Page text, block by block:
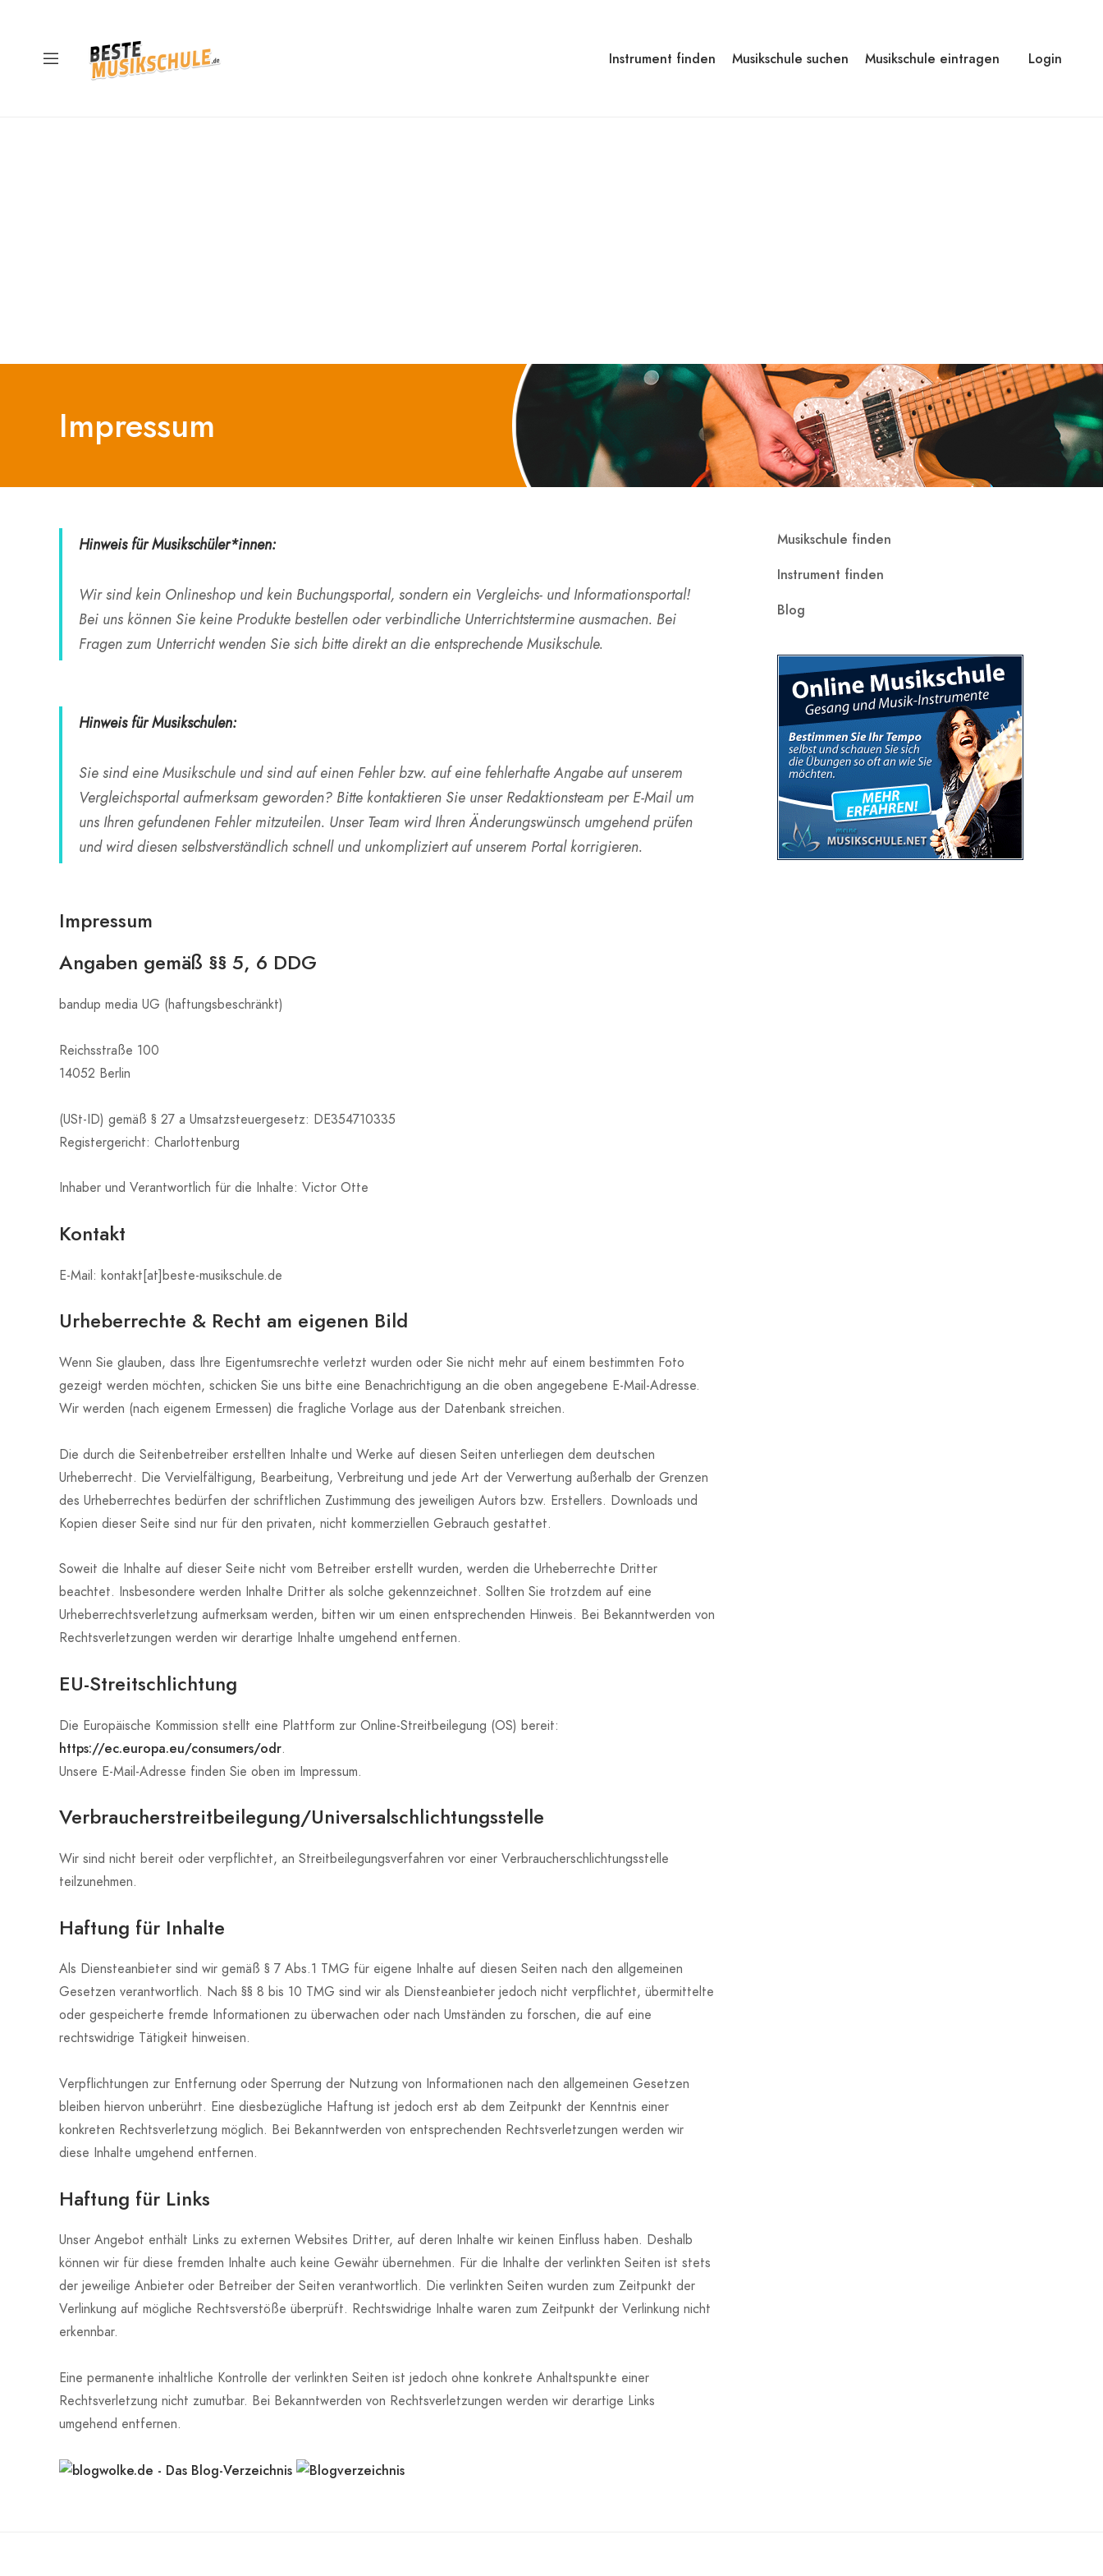
Instrument finden Musikschule suchen Musikschule eintragen Login
Impressum
Hinweis für Musikschüler*innen:
Wir sind kein Onlineshop und kein Buchungsportal, sondern ein Vergleichs- und Informationsportal!
Bei uns können Sie keine Produkte bestellen oder verbindliche Unterrichtstermine ausmachen. Bei
Fragen zum Unterricht wenden Sie sich bitte direkt an die entsprechende Musikschule.
Hinweis für Musikschulen:
Sie sind eine Musikschule und sind auf einen Fehler bzw. auf eine fehlerhafte Angabe auf unserem
Vergleichsportal aufmerksam geworden? Bitte kontaktieren Sie unser Redaktionsteam per E-Mail um
uns Ihren gefundenen Fehler mitzuteilen. Unser Team wird Ihren Änderungswünsch umgehend prüfen
und wird diesen selbstverständlich schnell und unkompliziert auf unserem Portal korrigieren.
Impressum
Angaben gemäß §§ 5, 6 DDG
bandup media UG (haftungsbeschränkt)
Reichsstraße 100
14052 Berlin
(USt-ID) gemäß § 27 a Umsatzsteuergesetz: DE354710335
Registergericht: Charlottenburg
Inhaber und Verantwortlich für die Inhalte: Victor Otte
Kontakt
E-Mail: kontakt[at]beste-musikschule.de
Urheberrechte & Recht am eigenen Bild
Wenn Sie glauben, dass Ihre Eigentumsrechte verletzt wurden oder Sie nicht mehr auf einem bestimmten Foto
gezeigt werden möchten, schicken Sie uns bitte eine Benachrichtigung an die oben angegebene E-Mail-Adresse.
Wir werden (nach eigenem Ermessen) die fragliche Vorlage aus der Datenbank streichen.
Die durch die Seitenbetreiber erstellten Inhalte und Werke auf diesen Seiten unterliegen dem deutschen
Urheberrecht. Die Vervielfältigung, Bearbeitung, Verbreitung und jede Art der Verwertung außerhalb der Grenzen
des Urheberrechtes bedürfen der schriftlichen Zustimmung des jeweiligen Autors bzw. Erstellers. Downloads und
Kopien dieser Seite sind nur für den privaten, nicht kommerziellen Gebrauch gestattet.
Soweit die Inhalte auf dieser Seite nicht vom Betreiber erstellt wurden, werden die Urheberrechte Dritter
beachtet. Insbesondere werden Inhalte Dritter als solche gekennzeichnet. Sollten Sie trotzdem auf eine
Urheberrechtsverletzung aufmerksam werden, bitten wir um einen entsprechenden Hinweis. Bei Bekanntwerden von
Rechtsverletzungen werden wir derartige Inhalte umgehend entfernen.
EU-Streitschlichtung
Die Europäische Kommission stellt eine Plattform zur Online-Streitbeilegung (OS) bereit:
https://ec.europa.eu/consumers/odr.
Unsere E-Mail-Adresse finden Sie oben im Impressum.
Verbraucher­streit­beilegung/Universal­schlichtungs­stelle
Wir sind nicht bereit oder verpflichtet, an Streitbeilegungsverfahren vor einer Verbraucherschlichtungsstelle
teilzunehmen.
Haftung für Inhalte
Als Diensteanbieter sind wir gemäß § 7 Abs.1 TMG für eigene Inhalte auf diesen Seiten nach den allgemeinen
Gesetzen verantwortlich. Nach §§ 8 bis 10 TMG sind wir als Diensteanbieter jedoch nicht verpflichtet, übermittelte
oder gespeicherte fremde Informationen zu überwachen oder nach Umständen zu forschen, die auf eine
rechtswidrige Tätigkeit hinweisen.
Verpflichtungen zur Entfernung oder Sperrung der Nutzung von Informationen nach den allgemeinen Gesetzen
bleiben hiervon unberührt. Eine diesbezügliche Haftung ist jedoch erst ab dem Zeitpunkt der Kenntnis einer
konkreten Rechtsverletzung möglich. Bei Bekanntwerden von entsprechenden Rechtsverletzungen werden wir
diese Inhalte umgehend entfernen.
Haftung für Links
Unser Angebot enthält Links zu externen Websites Dritter, auf deren Inhalte wir keinen Einfluss haben. Deshalb
können wir für diese fremden Inhalte auch keine Gewähr übernehmen. Für die Inhalte der verlinkten Seiten ist stets
der jeweilige Anbieter oder Betreiber der Seiten verantwortlich. Die verlinkten Seiten wurden zum Zeitpunkt der
Verlinkung auf mögliche Rechtsverstöße überprüft. Rechtswidrige Inhalte waren zum Zeitpunkt der Verlinkung nicht
erkennbar.
Eine permanente inhaltliche Kontrolle der verlinkten Seiten ist jedoch ohne konkrete Anhaltspunkte einer
Rechtsverletzung nicht zumutbar. Bei Bekanntwerden von Rechtsverletzungen werden wir derartige Links
umgehend entfernen.
Musikschule finden
Instrument finden
Blog